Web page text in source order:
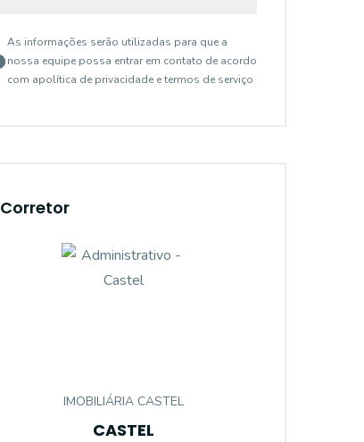
As informações serão utilizadas para que a
nossa equipe possa entrar em contato de acordo
com apolítica de privacidade e termos de serviço
Corretor
IMOBILIÁRIA CASTEL
CASTEL